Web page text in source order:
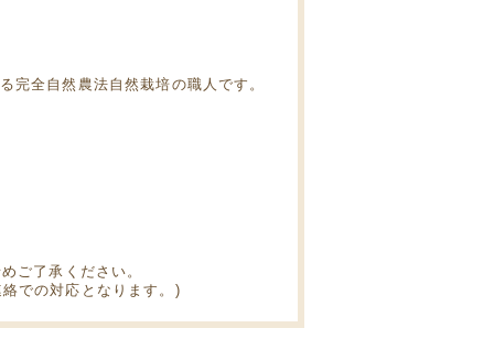
完全自然農法自然栽培の職人です。
ご了承ください。
での対応となります。)